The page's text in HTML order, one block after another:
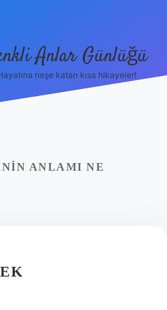
Anlar Günlüğü
neşe katan kısa hikayeler!
ANLAMI NE